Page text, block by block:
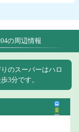
の周辺情報
のスーパーはハロ
3分です。